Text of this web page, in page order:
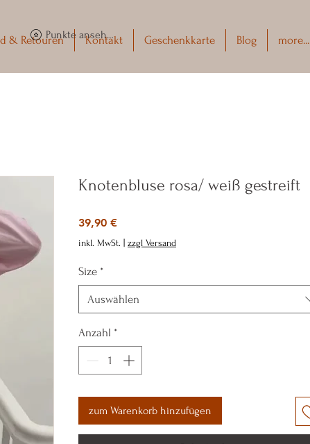
& Retouren Kontakt Geschenkkarte Blog
more...
Punkte ansehen
Knotenbluse rosa/ weiß gestreift
39,90 €Preis
inkl. MwSt. zzgl Versand
Size *
Auswählen
Anzahl *
zum Warenkorb hinzufügen